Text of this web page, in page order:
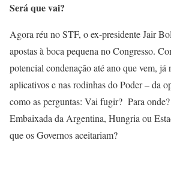
Será que vai?
Agora réu no STF, o ex-presidente Jair
apostas à boca pequena no Congresso.
potencial condenação até ano que vem, já
aplicativos e nas rodinhas do Poder – da
como as perguntas: Vai fugir? Para
Embaixada da Argentina, Hungria ou
que os Governos aceitariam?